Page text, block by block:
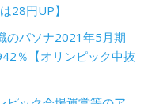
28円UP】
のパソナ2021年5月期
％【オリンピック中抜